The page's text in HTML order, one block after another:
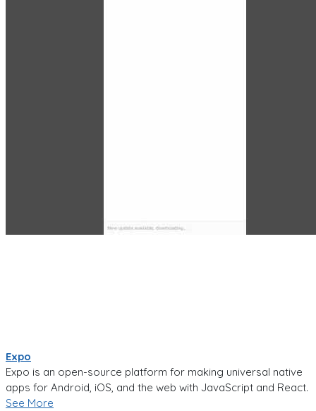
Expo
Expo is an open-source platform for making universal native
apps for Android, iOS, and the web with JavaScript and React.
See More